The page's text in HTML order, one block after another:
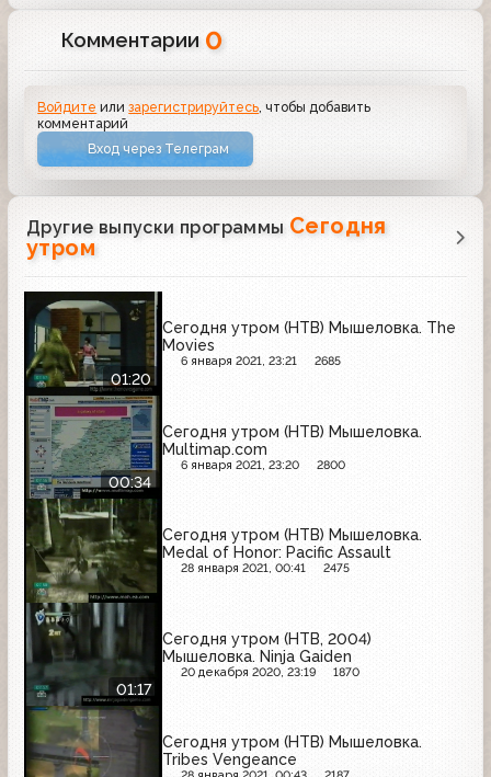
Комментарии 0
Войдите илизарегистрируйтесь , чтобы добавить
комментарий
Вход через Телеграм
Другие выпуски программы Сегодня
утром
01:20
Сегодня утром (НТВ) Мышеловка. The
Movies
6 января 2021, 23:21 2685
00:34
Сегодня утром (НТВ) Мышеловка.
Multimap.com
6 января 2021, 23:20 2800
Сегодня утром (НТВ) Мышеловка.
Medal of Honor: Pacific Assault
28 января 2021, 00:41 2475
01:17
Сегодня утром (НТВ, 2004)
Мышеловка. Ninja Gaiden
20 декабря 2020, 23:19 1870
Сегодня утром (НТВ) Мышеловка.
Tribes Vengeance